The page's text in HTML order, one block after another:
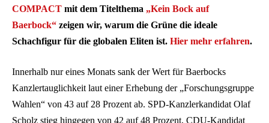
COMPACT mit dem Titelthema „Kein Bock auf
Baerbock“ zeigen wir, warum die Grüne die ideale
Schachfigur für die globalen Eliten ist. Hier mehr erfahren.
Innerhalb nur eines Monats sank der Wert für Baerbocks
Kanzlertauglichkeit laut einer Erhebung der „Forschungsgruppe
Wahlen“ von 43 auf 28 Prozent ab. SPD-Kanzlerkandidat Olaf
Scholz stieg hingegen von 42 auf 48 Prozent, CDU-Kandidat